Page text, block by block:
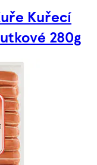
Kuřecí
280g